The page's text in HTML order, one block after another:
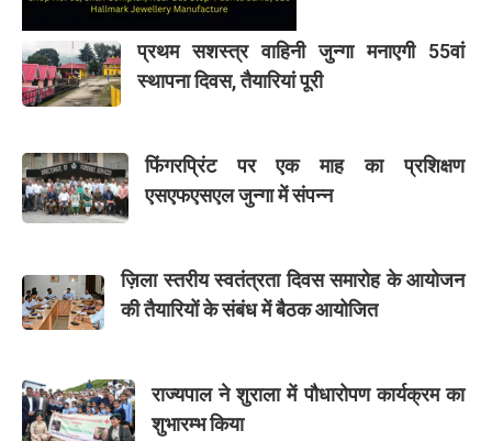
प्रथम सशस्त्र वाहिनी जुन्गा मनाएगी 55वां
स्थापना दिवस, तैयारियां पूरी
फिंगरप्रिंट पर एक माह का प्रशिक्षण
एसएफएसएल जुन्गा में संपन्न
ज़िला स्तरीय स्वतंत्रता दिवस समारोह के आयोजन
की तैयारियों के संबंध में बैठक आयोजित
राज्यपाल ने शुराला में पौधारोपण कार्यक्रम का
शुभारम्भ किया